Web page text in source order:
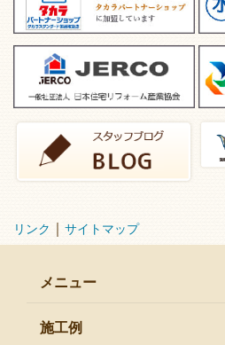
リンク サイトマップ
メニュー
施工例